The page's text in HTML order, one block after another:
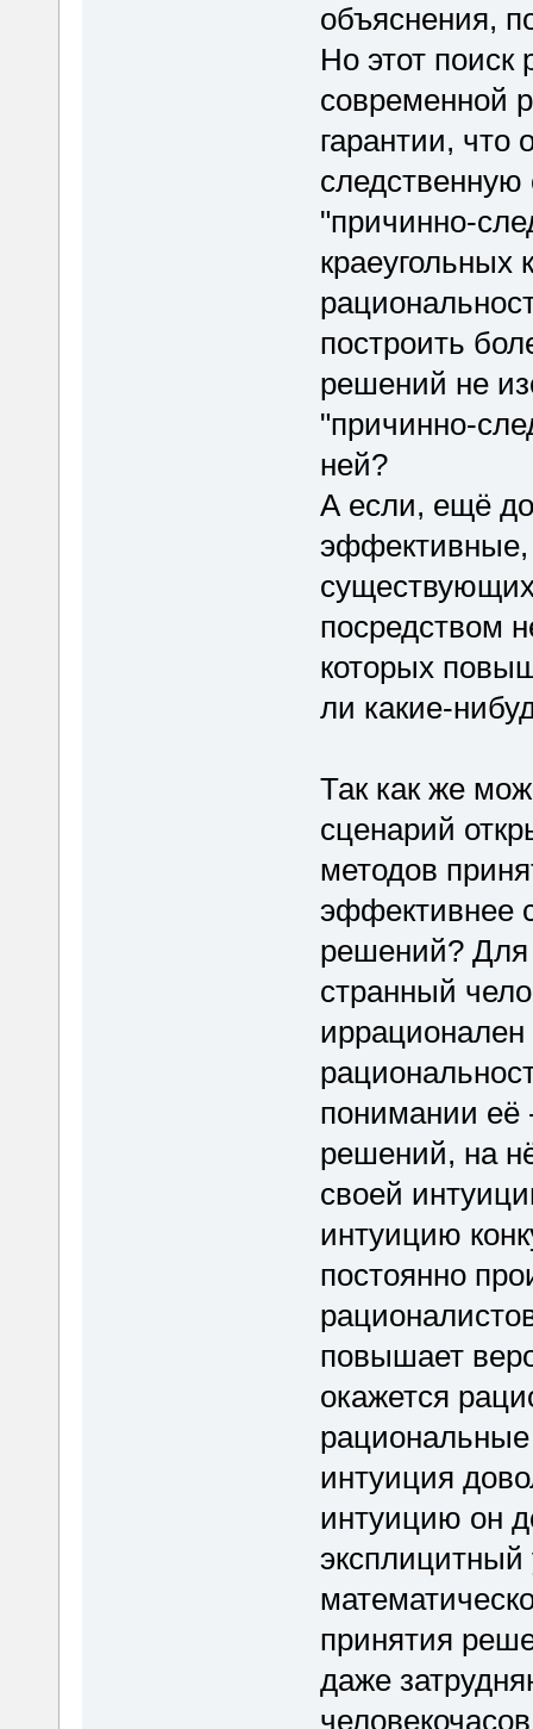
объяснения,
Но этот поиск
современной
гарантии, что
"причинно-
краеугольных
построить
решений не
"причинно-
ней?
А если, ещё
эффективные,
посредством
которых
ли какие-
Так как же
сценарий
методов
эффективнее
решений? Для
странный
понимании её
решений, на
своей
интуицию
постоянно
повышает
окажется
интуиция
интуицию он
эксплицитный
принятия
даже